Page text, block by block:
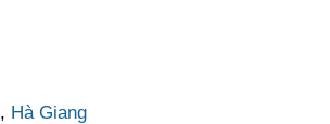
, Hà Giang